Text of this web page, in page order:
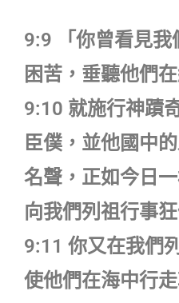
9:9 「你曾看見
困苦，垂聽他們
9:10 就施行神蹟
臣僕，並他國中
名聲，正如今日
向我們列祖行事狂
9:11 你又在我們
使他們在海中行